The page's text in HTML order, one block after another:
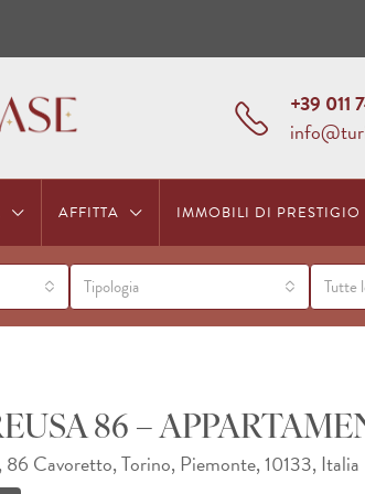
+39 011
AFFITTA IMMOBILI DI PRESTIGIO
Tipologia Tutte
86 –
86 Cavoretto, Torino, Piemonte, 10133, Italia